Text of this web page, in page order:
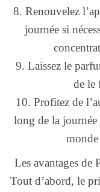
8. Renouvelez
journée si
9. Laissez le
de le
10. Profitez de
long de la journée
Les avantages de
Tout d’abord, le